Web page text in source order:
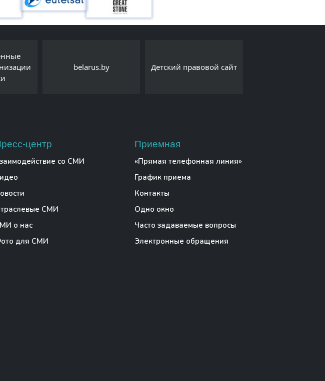
belarus.by Детский правовой сайт
центр
со СМИ
СМИ
о нас
для СМИ
Приемная
«Прямая телефонная линия»
График приема
Контакты
Одно окно
Часто задаваемые вопросы
Электронные обращения